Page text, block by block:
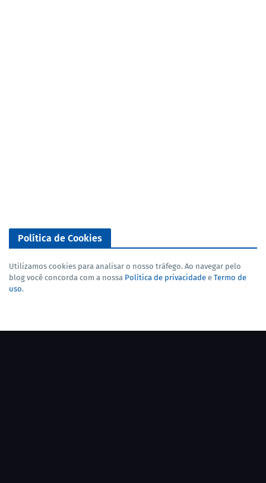
Política de Cookies
Utilizamos cookies para analisar o nosso tráfego. Ao navegar pelo
blog você concorda com a nossa Política de privacidade e Termo de
uso.